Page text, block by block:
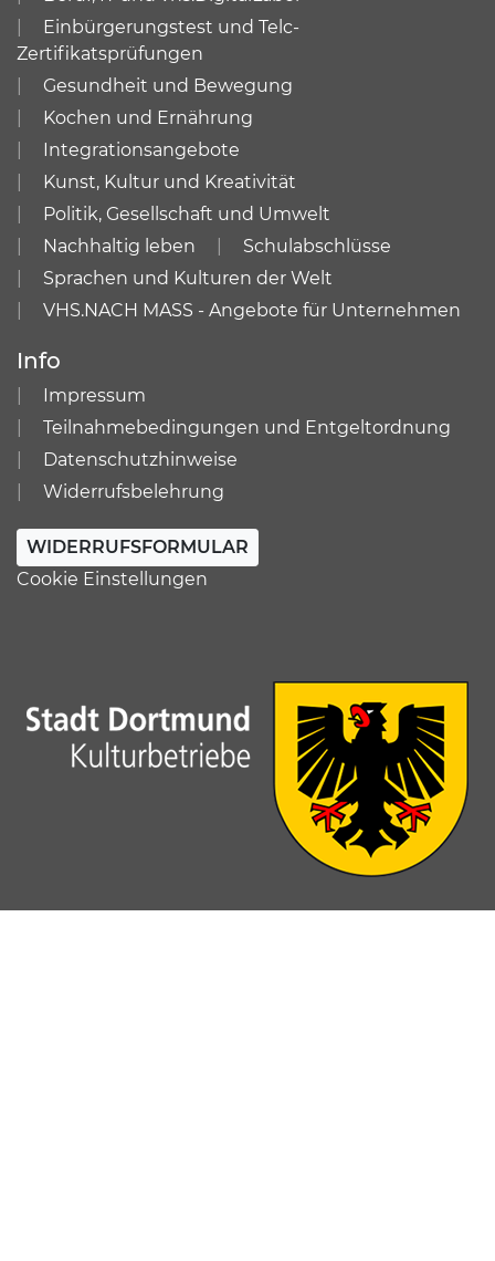
Einbürgerungstest und Telc-
Zertifikatsprüfungen
Gesundheit und Bewegung
Kochen und Ernährung
Integrationsangebote
Kunst, Kultur und Kreativität
Politik, Gesellschaft und Umwelt
Nachhaltig leben
Schulabschlüsse
Sprachen und Kulturen der Welt
VHS.NACH MASS - Angebote für Unternehmen
Info
Impressum
Teilnahmebedingungen und Entgeltordnung
Datenschutzhinweise
Widerrufsbelehrung
WIDERRUFSFORMULAR
Cookie Einstellungen